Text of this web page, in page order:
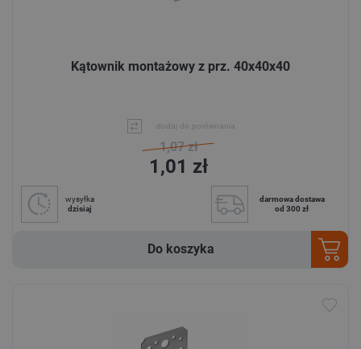
Kątownik montażowy z prz. 40x40x40
dodaj do porównania
1,07 zł
1,01 zł
wysyłka
dzisiaj
darmowa dostawa
od 300 zł
Do koszyka